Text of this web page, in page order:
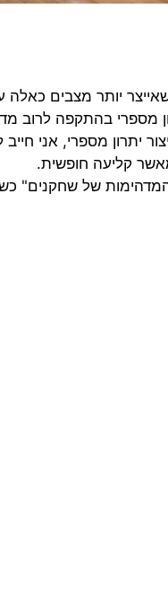
יותר מצבים כאלה
מספרי בהתקפה לרוב
מספרי, אני חייב
קליעה חופשית.
של שחקנים"